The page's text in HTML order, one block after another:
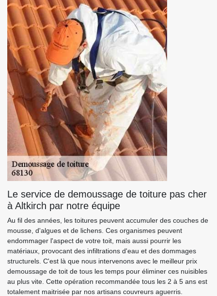
Le service de demoussage de toiture pas cher
à Altkirch par notre équipe
Au fil des années, les toitures peuvent accumuler des couches de
mousse, d'algues et de lichens. Ces organismes peuvent
endommager l'aspect de votre toit, mais aussi pourrir les
matériaux, provocant des infiltrations d'eau et des dommages
structurels. C'est là que nous intervenons avec le meilleur prix
demoussage de toit de tous les temps pour éliminer ces nuisibles
au plus vite. Cette opération recommandée tous les 2 à 5 ans est
totalement maitrisée par nos artisans couvreurs aguerris.